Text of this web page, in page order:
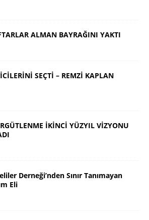
ALMAN BAYRAĞINI YAKTI
SEÇTİ – REMZİ KAPLAN
İKİNCİ YÜZYIL VİZYONU
Derneği’nden Sınır Tanımayan
Eli